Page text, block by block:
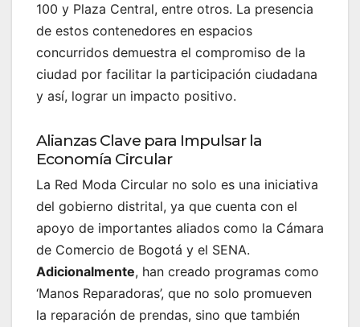
100 y Plaza Central, entre otros. La presencia
de estos contenedores en espacios
concurridos demuestra el compromiso de la
ciudad por facilitar la participación ciudadana
y así, lograr un impacto positivo.
Alianzas Clave para Impulsar la
Economía Circular
La Red Moda Circular no solo es una iniciativa
del gobierno distrital, ya que cuenta con el
apoyo de importantes aliados como la Cámara
de Comercio de Bogotá y el SENA.
Adicionalmente, han creado programas como
‘Manos Reparadoras’, que no solo promueven
la reparación de prendas, sino que también